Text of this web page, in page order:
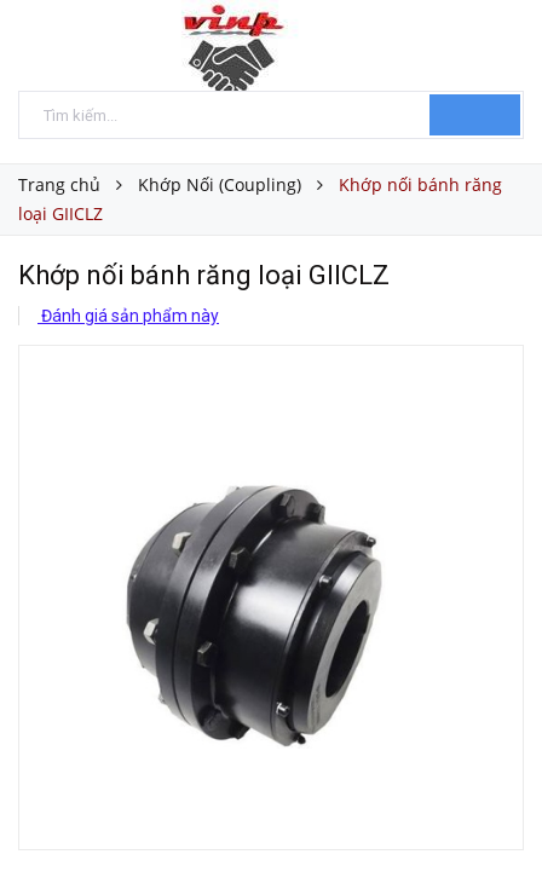
Trang chủ Khớp Nối (Coupling)
Khớp nối bánh răng
loại GIICLZ
Khớp nối bánh răng loại GIICLZ
Đánh giá sản phẩm này